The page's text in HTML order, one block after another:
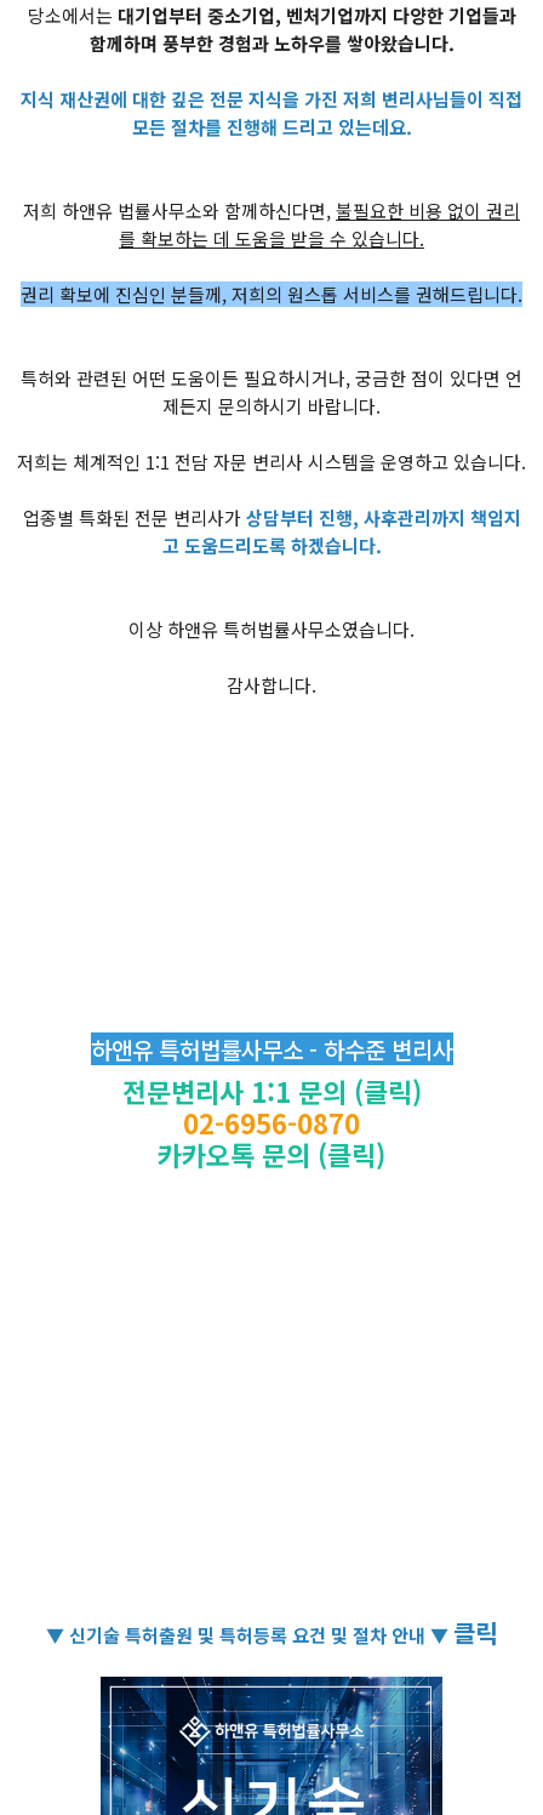
당소에서는 대기업부터 중소기업, 벤처기업까지 다양한 기업들과
함께하며 풍부한 경험과 노하우를 쌓아왔습니다.
지식 재산권에 대한 깊은 전문 지식을 가진 저희 변리사님들이 직접
모든 절차를 진행해 드리고 있는데요.
저희 하앤유 법률사무소와 함께하신다면,불필요한 비용 없이 권리
를 확보하는 데 도움을 받을 수 있습니다.
권리 확보에 진심인 분들께, 저희의 원스톱 서비스를 권해드립니다.
특허와 관련된 어떤 도움이든 필요하시거나, 궁금한 점이 있다면 언
제든지 문의하시기 바랍니다.
저희는 체계적인 1:1 전담 자문 변리사 시스템을 운영하고 있습니다.
업종별 특화된 전문 변리사가상담부터 진행, 사후관리까지 책임지
고 도움드리도록 하겠습니다.
이상 하앤유 특허법률사무소였습니다.
감사합니다.
하앤유 특허법률사무소 - 하수준 변리사
전문변리사 1:1 문의 (클릭)
02-6956-0870
카카오톡 문의 (클릭)
▼ 신기술 특허출원 및 특허등록 요건 및 절차 안내 ▼ 클릭